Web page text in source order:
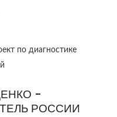
по диагностике
-
РОССИИ